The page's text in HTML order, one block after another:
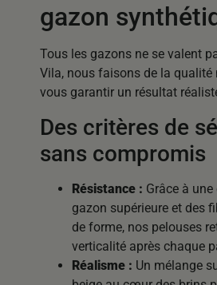
gazon
Tous les gazons ne se valent
Vila, nous faisons de la qualité
vous garantir un résultat
Des critères de
sans compromis
Résistance : Grâce à
gazon supérieure et des
de forme, nos pelouses
verticalité après chaque
Réalisme : Un mélange